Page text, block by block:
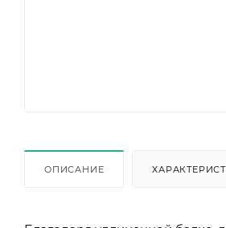
ОПИСАНИЕ